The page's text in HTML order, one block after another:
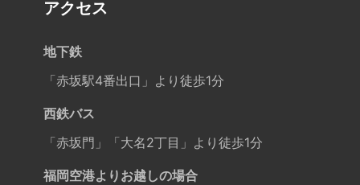
アクセス
地下鉄
「赤坂駅4番出口」より徒歩1分
西鉄バス
「赤坂門」「大名2丁目」より徒歩1分
福岡空港よりお越しの場合